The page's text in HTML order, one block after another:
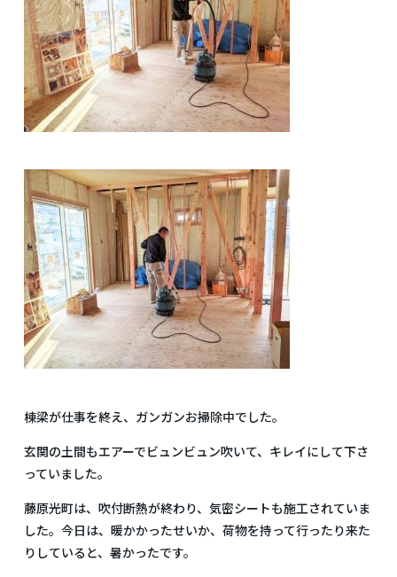
棟梁が仕事を終え、ガンガンお掃除中でした。
玄関の土間もエアーでビュンビュン吹いて、キレイにして下さ
っていました。
藤原光町は、吹付断熱が終わり、気密シートも施工されていま
した。今日は、暖かかったせいか、荷物を持って行ったり来た
りしていると、暑かったです。